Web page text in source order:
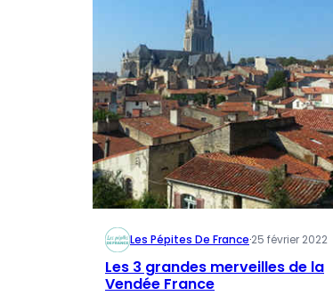
Les Pépites De France·25 février 2022
Les 3 grandes merveilles de la
Vendée France